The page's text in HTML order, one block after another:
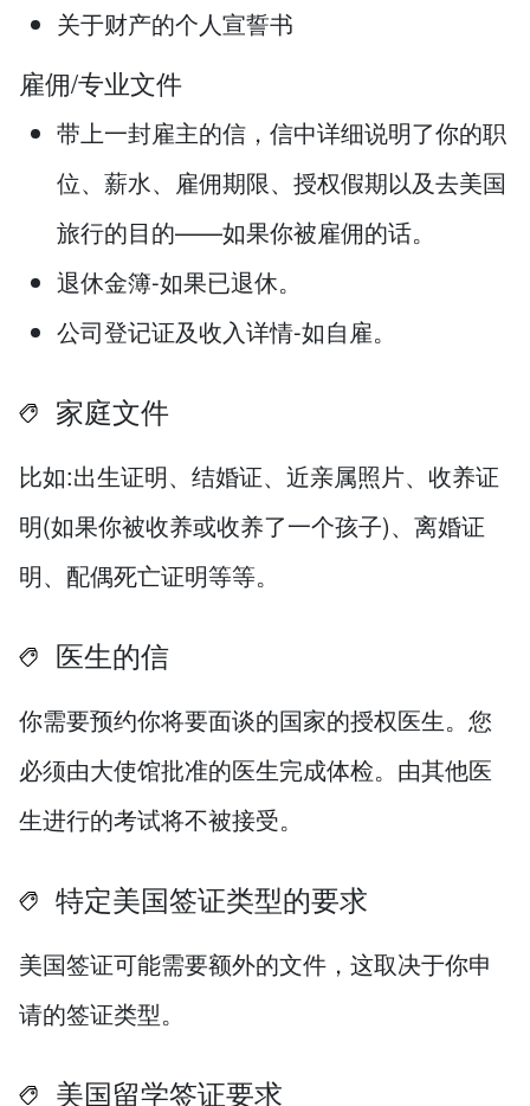
关于财产的个人宣誓书
雇佣/专业文件
带上一封雇主的信，信中详细说明了你的职
位、薪水、雇佣期限、授权假期以及去美国
旅行的目的——如果你被雇佣的话。
退休金簿-如果已退休。
公司登记证及收入详情-如自雇。
家庭文件
比如:出生证明、结婚证、近亲属照片、收养证
明(如果你被收养或收养了一个孩子)、离婚证
明、配偶死亡证明等等。
医生的信
你需要预约你将要面谈的国家的授权医生。您
必须由大使馆批准的医生完成体检。由其他医
生进行的考试将不被接受。
特定美国签证类型的要求
美国签证可能需要额外的文件，这取决于你申
请的签证类型。
美国留学签证要求